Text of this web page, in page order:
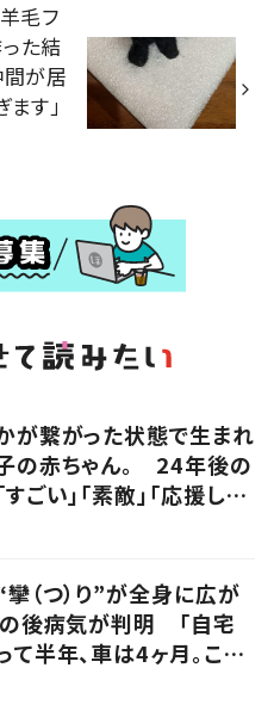
毛フ
た結
間が居
す」
が繋がった状態で生まれ
の赤ちゃん。 24年後の
ごい」「素敵」「応援して
（つ）り”が全身に広が
の後病気が判明 「自宅
て半年、車は4ヶ月。この